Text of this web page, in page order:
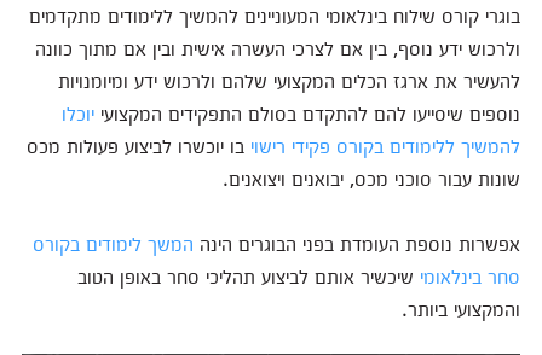
בוגרי קורס שילוח בינלאומי המעוניינים להמשיך ללימודים מתקדמים
ולרכוש ידע נוסף, בין אם לצרכי העשרה אישית ובין אם מתוך כוונה
להעשיר את ארגז הכלים המקצועי שלהם ולרכוש ידע ומיומנויות
נוספים שיסייעו להם להתקדם בסולם התפקידים המקצועי יוכלו
להמשיך ללימודים בקורס פקידי רישוי בו יוכשרו לביצוע פעולות מכס
שונות עבור סוכני מכס, יבואנים ויצואנים.
אפשרות נוספת העומדת בפני הבוגרים הינה המשך לימודים בקורס
סחר בינלאומי שיכשיר אותם לביצוע תהליכי סחר באופן הטוב
והמקצועי ביותר.